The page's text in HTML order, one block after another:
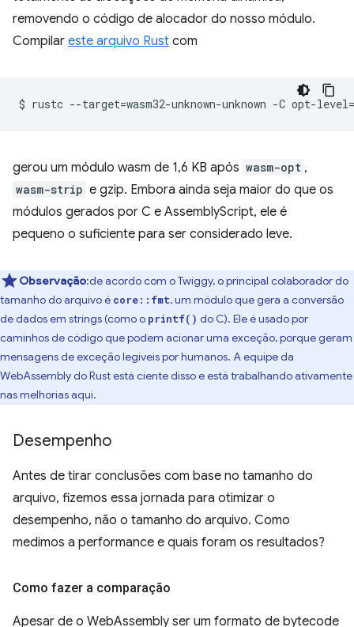
removendo o código de alocador do nosso módulo.
Compilar este arquivo Rust com
$ rustc --target=wasm32-unknown-unknown -C opt-level=
gerou um módulo wasm de 1,6 KB após wasm-opt ,
wasm-strip e gzip. Embora ainda seja maior do que os
módulos gerados por C e AssemblyScript, ele é
pequeno o suficiente para ser considerado leve.
Observação:de acordo com o Twiggy, o principal colaborador do
tamanho do arquivo é core::fmt, um módulo que gera a conversão
de dados em strings (como o printf() do C). Ele é usado por
caminhos de código que podem acionar uma exceção, porque geram
mensagens de exceção legíveis por humanos. A equipe da
WebAssembly do Rust está ciente disso e está trabalhando ativamente
nas melhorias aqui.
Desempenho
Antes de tirar conclusões com base no tamanho do
arquivo, fizemos essa jornada para otimizar o
desempenho, não o tamanho do arquivo. Como
medimos a performance e quais foram os resultados?
Como fazer a comparação
Apesar de o WebAssembly ser um formato de bytecode